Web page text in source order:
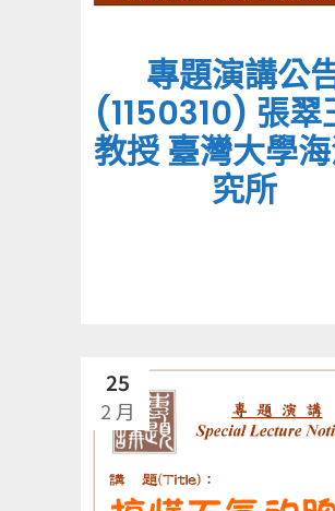
專題演講公
(1150310) 張翠
教授 臺灣大學
究所
25
2 月